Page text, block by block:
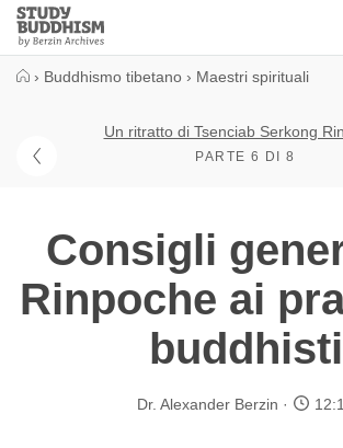
Close
Study
Buddhism
› Buddhismo tibetano › Maestri spirituali
Un ritratto di Tsenciab Serkong
PARTE 6 DI 8
Consigli
Rinpoche ai
buddhisti
Dr. Alexander Berzin